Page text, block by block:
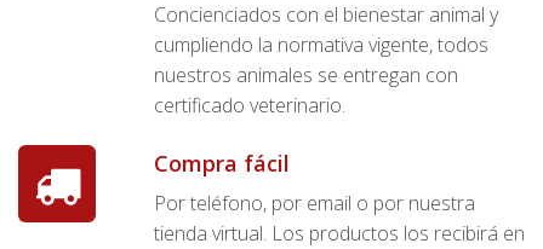
Concienciados con el bienestar animal y
cumpliendo la normativa vigente, todos
nuestros animales se entregan con
certificado veterinario.
Compra fácil
Por teléfono, por email o por nuestra
tienda virtual. Los productos los recibirá en